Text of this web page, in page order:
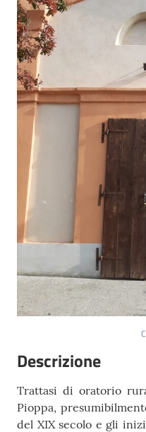
Tutti
gli
argomenti...
Seguici
Descrizione
Trattasi di oratorio
Pioppa,
del XIX secolo e gli